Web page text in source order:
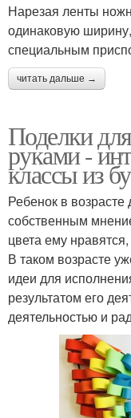
Нарезая ленты
одинаковую
специальным
читать дальше →
Поделки
руками -
классы из
Ребенок в возрасте
собственным
цвета ему
В таком возрасте
идеи для
результатом его
деятельностью и